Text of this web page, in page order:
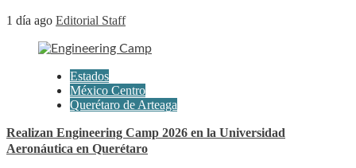
1 día ago Editorial Staff
Estados
México Centro
Querétaro de Arteaga
Realizan Engineering Camp 2026 en la Universidad
Aeronáutica en Querétaro